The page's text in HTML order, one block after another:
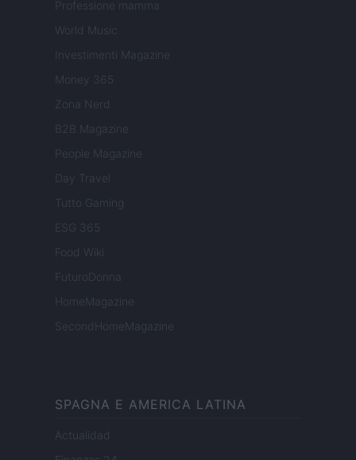
Professione mamma
World Music
Investimenti Magazine
Money 365
Zona Nerd
B2B Magazine
People Magazine
Day Travel
Tutto Gaming
ESG 365
Food Wiki
FuturoDonna
HomeMagazine
SecondHomeMagazine
SPAGNA E AMERICA LATINA
Actualidad